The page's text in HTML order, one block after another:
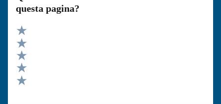
questa pagina?
Valuta 5 stelle su 5
Valuta 4 stelle su 5
Valuta 3 stelle su 5
Valuta 2 stelle su 5